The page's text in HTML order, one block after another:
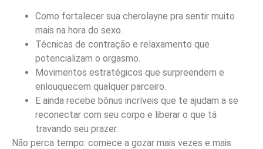
Como fortalecer sua cherolayne pra sentir muito
mais na hora do sexo.
Técnicas de contração e relaxamento que
potencializam o orgasmo.
Movimentos estratégicos que surpreendem e
enlouquecem qualquer parceiro.
E ainda recebe bônus incríveis que te ajudam a se
reconectar com seu corpo e liberar o que tá
travando seu prazer.
Não perca tempo: comece a gozar mais vezes e mais